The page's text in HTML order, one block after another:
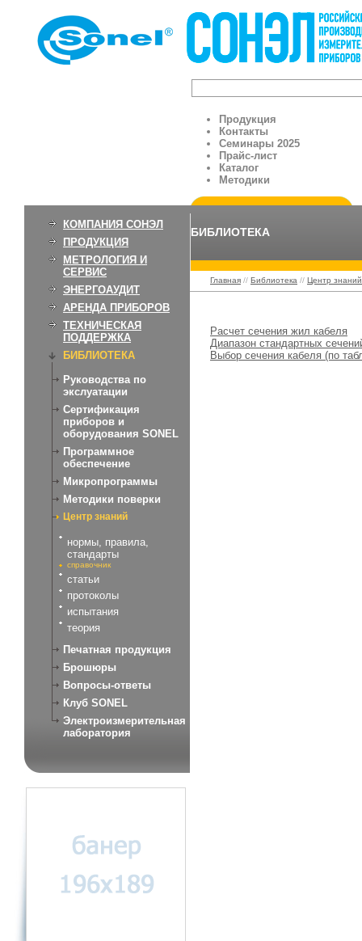
Продукция
Контакты
Семинары 2025
Прайс-лист
Каталог
Методики
КОМПАНИЯ СОНЭЛ
ПРОДУКЦИЯ
МЕТРОЛОГИЯ И
СЕРВИС
ЭНЕРГОАУДИТ
АРЕНДА ПРИБОРОВ
ТЕХНИЧЕСКАЯ
ПОДДЕРЖКА
БИБЛИОТЕКА
Руководства по
экслуатации
Сертификация
приборов и
оборудования SONEL
Программное
обеспечение
Микропрограммы
Методики поверки
Центр знаний
нормы, правила,
стандарты
справочник
статьи
протоколы
испытания
теория
Печатная продукция
Брошюры
Вопросы-ответы
Клуб SONEL
Электроизмерительная
лаборатория
БИБЛИОТЕКА
Главная // Библиотека // Центр знаний
Расчет сечения жил кабеля
Диапазон стандартных
Выбор сечения кабеля (по